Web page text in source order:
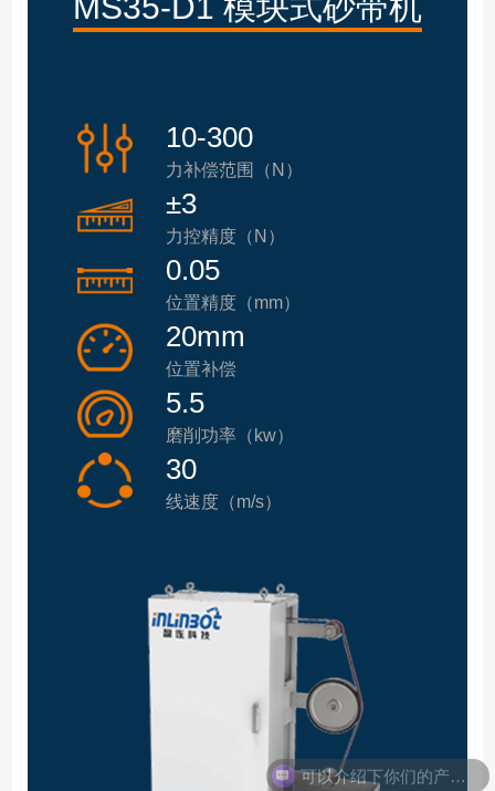
10-300
力补偿范围（N）
±3
力控精度（N）
0.05
位置精度（mm）
20mm
位置补偿
5.5
磨削功率（kw）
30
线速度（m/s）
可以介绍下你们的产品么